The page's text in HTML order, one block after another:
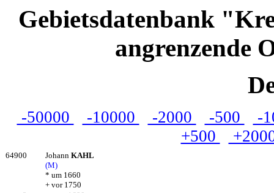
Gebietsdatenbank
angrenzende
-50000 -10000 -2000 -500
-
+500
64900 Johann KAHL
(M)
* um 1660
+ vor 1750